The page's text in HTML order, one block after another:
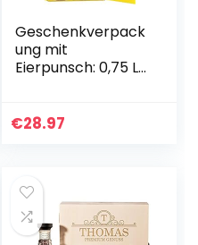
Geschenkverpack
ung mit
Eierpunsch: 0,75 L
2 Eierpunsch-
€28.97